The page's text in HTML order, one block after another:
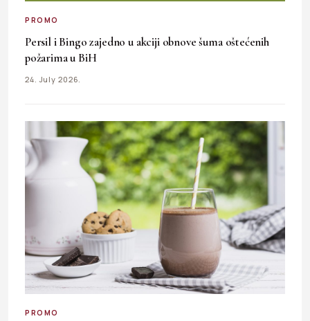
PROMO
Persil i Bingo zajedno u akciji obnove šuma oštećenih
požarima u BiH
24. July 2026.
PROMO